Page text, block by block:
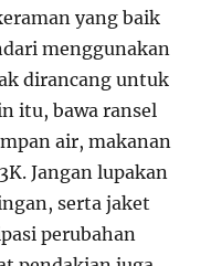
yang baik
menggunakan
dirancang untuk
itu, bawa ransel
air, makanan
Jangan lupakan
serta jaket
perubahan